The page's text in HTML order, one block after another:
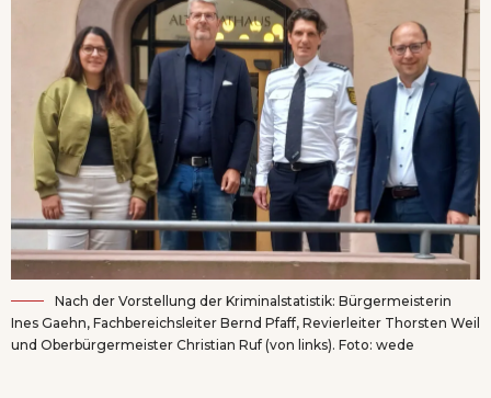
Nach der Vorstellung der Kriminalstatistik: Bürgermeisterin
Ines Gaehn, Fachbereichsleiter Bernd Pfaff, Revierleiter Thorsten Weil
und Oberbürgermeister Christian Ruf (von links). Foto: wede